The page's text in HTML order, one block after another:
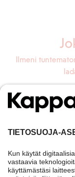
Ilmeni